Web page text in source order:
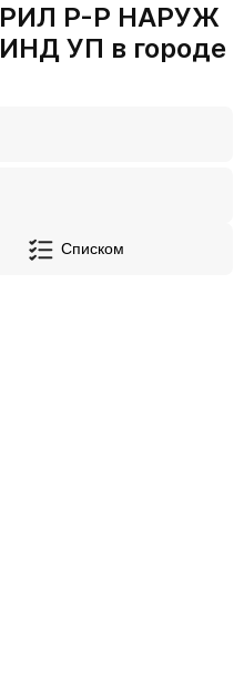
Р-Р НАРУЖ
УП в городе
Списком